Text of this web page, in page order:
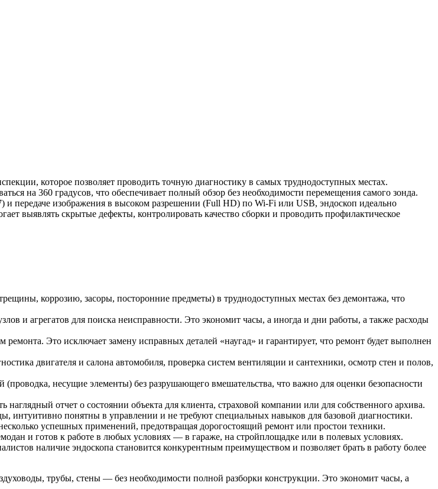
которое позволяет проводить точную диагностику в самых труднодоступных местах.
на 360 градусов, что обеспечивает полный обзор без необходимости перемещения самого зонда.
передаче изображения в высоком разрешении (Full HD) по Wi-Fi или USB, эндоскоп идеально
выявлять скрытые дефекты, контролировать качество сборки и проводить профилактическое
коррозию, засоры, посторонние предметы) в труднодоступных местах без демонтажа, что
и агрегатов для поиска неисправности. Это экономит часы, а иногда и дни работы, а также расходы
Это исключает замену исправных деталей «наугад» и гарантирует, что ремонт будет выполнен
двигателя и салона автомобиля, проверка систем вентиляции и сантехники, осмотр стен и полов,
несущие элементы) без разрушающего вмешательства, что важно для оценки безопасности
отчет о состоянии объекта для клиента, страховой компании или для собственного архива.
интуитивно понятны в управлении и не требуют специальных навыков для базовой диагностики.
успешных применений, предотвращая дорогостоящий ремонт или простои техники.
и готов к работе в любых условиях — в гараже, на стройплощадке или в полевых условиях.
наличие эндоскопа становится конкурентным преимуществом и позволяет брать в работу более